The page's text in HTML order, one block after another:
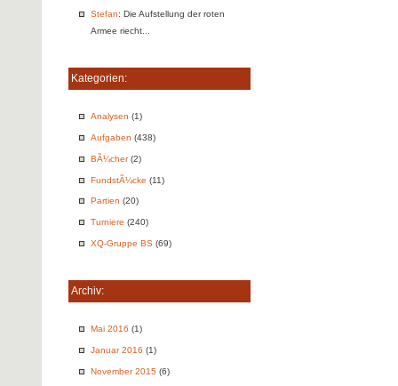
Stefan: Die Aufstellung der roten
Armee riecht...
Kategorien:
Analysen (1)
Aufgaben (438)
BÃ¼cher(2)
FundstÃ¼cke (11)
Partien (20)
Turniere (240)
XQ-Gruppe BS (69)
Archiv:
Mai 2016 (1)
Januar 2016 (1)
November 2015 (6)